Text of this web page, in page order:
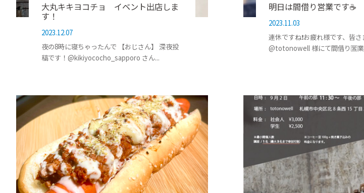
大丸キキヨコチョ イベント出店しま
す！
2023.12.07
夜の8時に寝ちゃったんで 【おじさん】 深夜投
稿です！@kikiyococho_sapporo さん...
明日は間借り営業です☕️
2023.11.03
連休ですね❗️お疲れ様です、皆
@totonowell 様にて間借り🈺業